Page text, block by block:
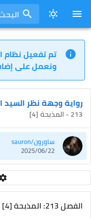
تم تفعيل نظام
ونعمل على
213 - المذبحة [4]
ساورون/sauron
2025/06/22
الفصل 213: المذبحة [4]